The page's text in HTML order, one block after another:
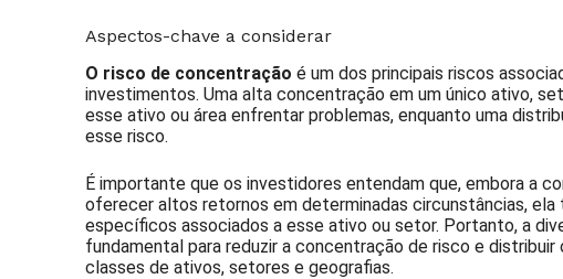
Aspectos-chave a considerar
O risco de concentração é um dos principais riscos
investimentos. Uma alta concentração em um único ativo,
esse ativo ou área enfrentar problemas, enquanto uma
esse risco.
É importante que os investidores entendam que, embora a
oferecer altos retornos em determinadas circunstâncias, ela
específicos associados a esse ativo ou setor. Portanto, a
fundamental para reduzir a concentração de risco e
classes de ativos, setores e geografias.